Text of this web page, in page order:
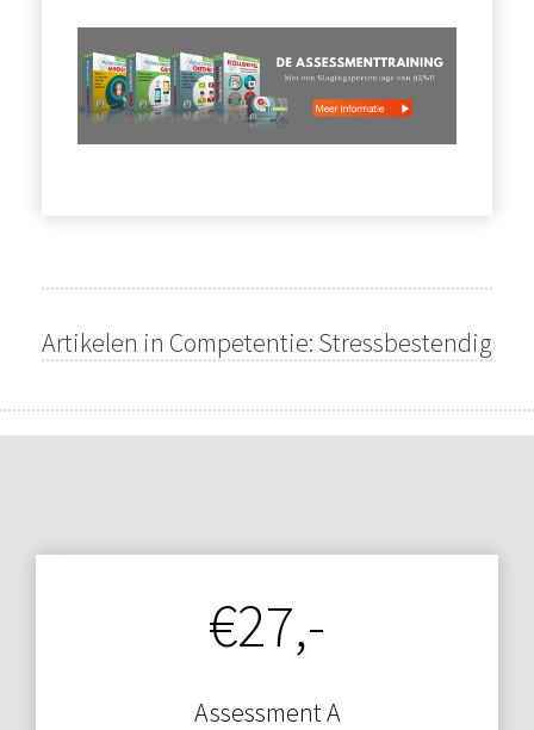
Artikelen in Competentie: Stressbestendig
Assessment A
€27,-